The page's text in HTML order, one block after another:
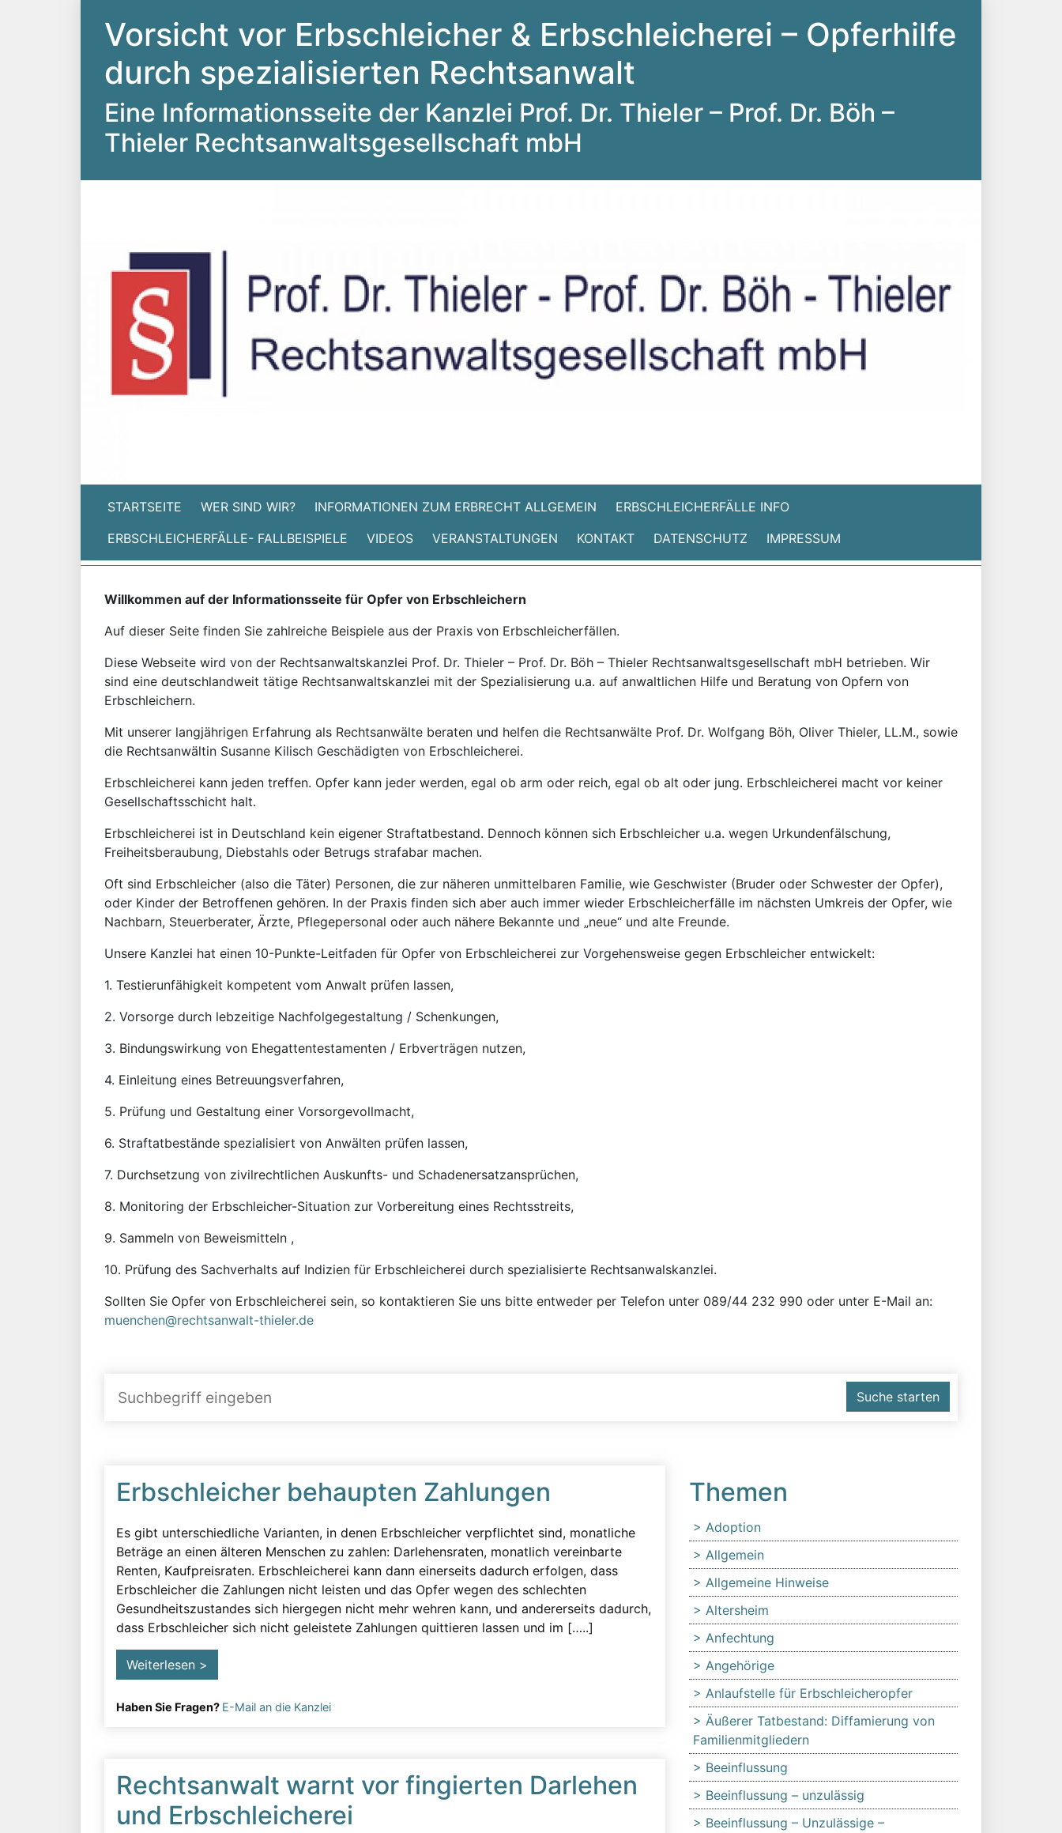
Vorsicht vor Erbschleicher & Erbschleicherei – Opferhilfe
durch spezialisierten Rechtsanwalt
Eine Informationsseite der Kanzlei Prof. Dr. Thieler – Prof. Dr. Böh –
Thieler Rechtsanwaltsgesellschaft mbH
STARTSEITE WER SIND WIR? INFORMATIONEN ZUM ERBRECHT ALLGEMEIN
ERBSCHLEICHERFÄLLE INFO
ERBSCHLEICHERFÄLLE- FALLBEISPIELE
VIDEOS VERANSTALTUNGEN KONTAKT DATENSCHUTZ IMPRESSUM
Willkommen auf der Informationsseite für Opfer von Erbschleichern
Auf dieser Seite finden Sie zahlreiche Beispiele aus der Praxis von Erbschleicherfällen.
Diese Webseite wird von der Rechtsanwaltskanzlei Prof. Dr. Thieler – Prof. Dr. Böh – Thieler Rechtsanwaltsgesellschaft mbH betrieben. Wir
sind eine deutschlandweit tätige Rechtsanwaltskanzlei mit der Spezialisierung u.a. auf anwaltlichen Hilfe und Beratung von Opfern von
Erbschleichern.
Mit unserer langjährigen Erfahrung als Rechtsanwälte beraten und helfen die Rechtsanwälte Prof. Dr. Wolfgang Böh, Oliver Thieler, LL.M., sowie
die Rechtsanwältin Susanne Kilisch Geschädigten von Erbschleicherei.
Erbschleicherei kann jeden treffen. Opfer kann jeder werden, egal ob arm oder reich, egal ob alt oder jung. Erbschleicherei macht vor keiner
Gesellschaftsschicht halt.
Erbschleicherei ist in Deutschland kein eigener Straftatbestand. Dennoch können sich Erbschleicher u.a. wegen Urkundenfälschung,
Freiheitsberaubung, Diebstahls oder Betrugs strafabar machen.
Oft sind Erbschleicher (also die Täter) Personen, die zur näheren unmittelbaren Familie, wie Geschwister (Bruder oder Schwester der Opfer),
oder Kinder der Betroffenen gehören. In der Praxis finden sich aber auch immer wieder Erbschleicherfälle im nächsten Umkreis der Opfer, wie
Nachbarn, Steuerberater, Ärzte, Pflegepersonal oder auch nähere Bekannte und „neue“ und alte Freunde.
Unsere Kanzlei hat einen 10-Punkte-Leitfaden für Opfer von Erbschleicherei zur Vorgehensweise gegen Erbschleicher entwickelt:
1. Testierunfähigkeit kompetent vom Anwalt prüfen lassen,
2. Vorsorge durch lebzeitige Nachfolgegestaltung / Schenkungen,
3. Bindungswirkung von Ehegattentestamenten / Erbverträgen nutzen,
4. Einleitung eines Betreuungsverfahren,
5. Prüfung und Gestaltung einer Vorsorgevollmacht,
6. Straftatbestände spezialisiert von Anwälten prüfen lassen,
7. Durchsetzung von zivilrechtlichen Auskunfts- und Schadenersatzansprüchen,
8. Monitoring der Erbschleicher-Situation zur Vorbereitung eines Rechtsstreits,
9. Sammeln von Beweismitteln ,
10. Prüfung des Sachverhalts auf Indizien für Erbschleicherei durch spezialisierte Rechtsanwalskanzlei.
Sollten Sie Opfer von Erbschleicherei sein, so kontaktieren Sie uns bitte entweder per Telefon unter 089/44 232 990 oder unter E-Mail an:
muenchen@rechtsanwalt-thieler.de
Suche starten
Erbschleicher behaupten Zahlungen
Es gibt unterschiedliche Varianten, in denen Erbschleicher verpflichtet sind, monatliche
Beträge an einen älteren Menschen zu zahlen: Darlehensraten, monatlich vereinbarte
Renten, Kaufpreisraten. Erbschleicherei kann dann einerseits dadurch erfolgen, dass
Erbschleicher die Zahlungen nicht leisten und das Opfer wegen des schlechten
Gesundheitszustandes sich hiergegen nicht mehr wehren kann, und andererseits dadurch,
dass Erbschleicher sich nicht geleistete Zahlungen quittieren lassen und im […..]
Weiterlesen >
Haben Sie Fragen? E-Mail an die Kanzlei
Rechtsanwalt warnt vor fingierten Darlehen
und Erbschleicherei
Themen
Adoption
Allgemein
Allgemeine Hinweise
Altersheim
Anfechtung
Angehörige
Anlaufstelle für Erbschleicheropfer
Äußerer Tatbestand: Diffamierung von
Familienmitgliedern
Beeinflussung
Beeinflussung – unzulässig
Beeinflussung – Unzulässige –